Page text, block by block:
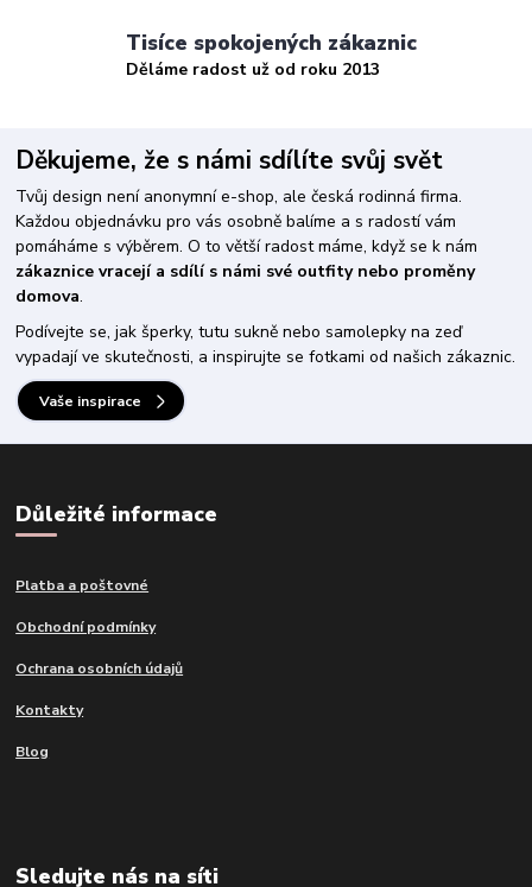
Tisíce spokojených zákaznic
Děláme radost už od roku 2013
Děkujeme, že s námi sdílíte svůj svět
Tvůj design není anonymní e-shop, ale česká rodinná firma.
Každou objednávku pro vás osobně balíme a s radostí vám
pomáháme s výběrem. O to větší radost máme, když se k nám
zákaznice vracejí a sdílí s námi své outfity nebo proměny
domova.
Podívejte se, jak šperky, tutu sukně nebo samolepky na zeď
vypadají ve skutečnosti, a inspirujte se fotkami od našich zákaznic.
Vaše inspirace
Důležité informace
Platba a poštovné
Obchodní podmínky
Ochrana osobních údajů
Kontakty
Blog
Sledujte nás na síti